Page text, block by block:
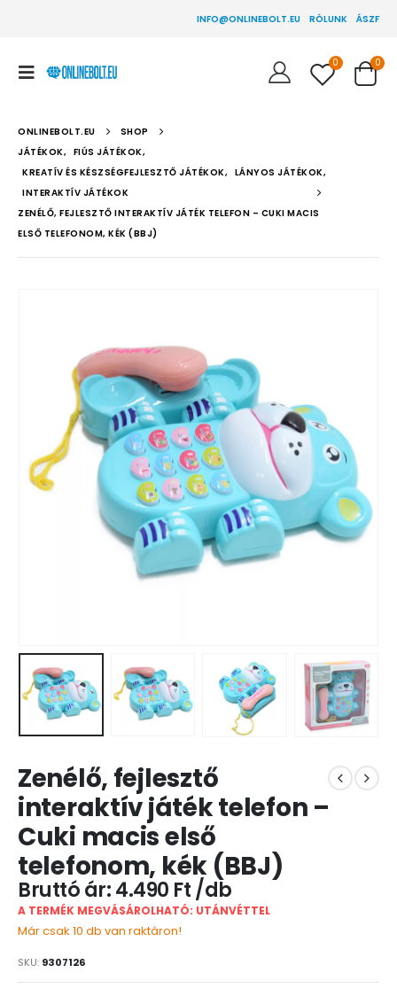
INFO@ONLINEBOLT.EU RÓLUNK ÁSZF
0 0
ONLINEBOLT.EU
SHOP
JÁTÉKOK, FIÚS JÁTÉKOK,
KREATÍV ÉS KÉSZSÉGFEJLESZTŐ JÁTÉKOK, LÁNYOS JÁTÉKOK,
INTERAKTÍV JÁTÉKOK
ZENÉLŐ, FEJLESZTŐ INTERAKTÍV JÁTÉK TELEFON – CUKI MACIS
ELSŐ TELEFONOM, KÉK (BBJ)
Zenélő, fejlesztő
interaktív játék telefon –
Cuki macis első
telefonom, kék (BBJ)
4.490 Ft
A TERMÉK MEGVÁSÁROLHATÓ: UTÁNVÉTTEL
Már csak 10 db van raktáron!
SKU: 9307126